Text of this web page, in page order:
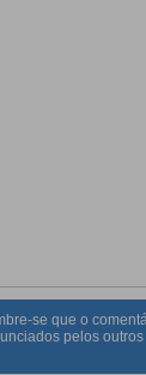
se que o
pelos